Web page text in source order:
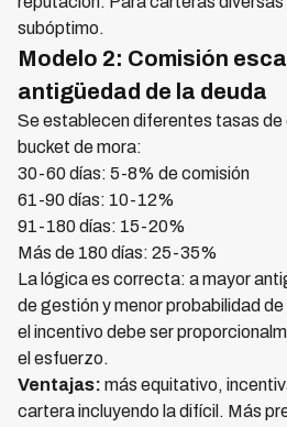
subóptimo.
Modelo 2: Comisión
antigüedad de la deuda
Se establecen diferentes tasas de
bucket de mora:
30-60 días: 5-8% de comisión
61-90 días: 10-12%
91-180 días: 15-20%
Más de 180 días: 25-35%
La lógica es correcta: a mayor
de gestión y menor probabilidad
el incentivo debe ser
el esfuerzo.
Ventajas: más equitativo,
cartera incluyendo la difícil. Más